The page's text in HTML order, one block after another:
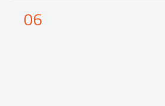
06